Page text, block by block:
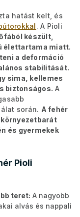
hatást kelt, és
. A Pioli
készült,
élettartama miatt.
a deformáció
stabilitását.
sima, kellemes
biztonságos. A
során. A fehér
és gyermekek
Pioli
teret: A nagyobb
alvás és nappali